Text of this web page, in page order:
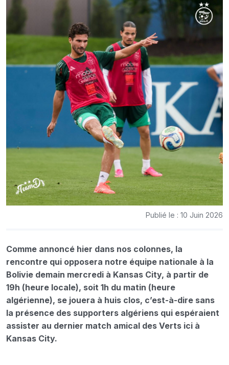
Publié le : 10 Juin 2026
Comme annoncé hier dans nos colonnes, la
rencontre qui opposera notre équipe nationale à la
Bolivie demain mercredi à Kansas City, à partir de
19h (heure locale), soit 1h du matin (heure
algérienne), se jouera à huis clos, c’est-à-dire sans
la présence des supporters algériens qui espéraient
assister au dernier match amical des Verts ici à
Kansas City.